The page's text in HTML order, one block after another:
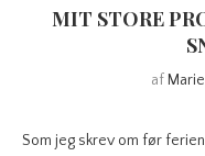
MIT STORE
af
Som jeg skrev om før